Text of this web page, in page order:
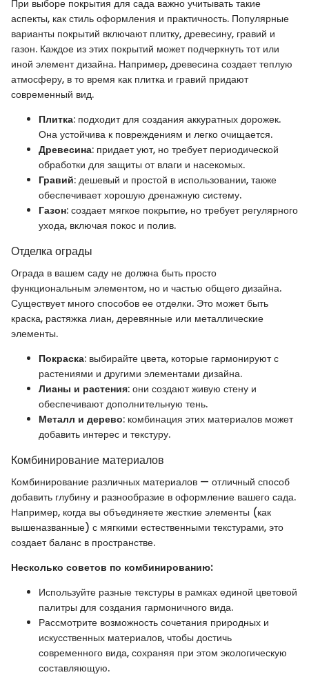
При выборе покрытия для сада важно учитывать такие
аспекты, как стиль оформления и практичность. Популярные
варианты покрытий включают плитку, древесину, гравий и
газон. Каждое из этих покрытий может подчеркнуть тот или
иной элемент дизайна. Например, древесина создает теплую
атмосферу, в то время как плитка и гравий придают
современный вид.
Плитка: подходит для создания аккуратных дорожек.
Она устойчива к повреждениям и легко очищается.
Древесина: придает уют, но требует периодической
обработки для защиты от влаги и насекомых.
Гравий: дешевый и простой в использовании, также
обеспечивает хорошую дренажную систему.
Газон: создает мягкое покрытие, но требует регулярного
ухода, включая покос и полив.
Отделка ограды
Ограда в вашем саду не должна быть просто
функциональным элементом, но и частью общего дизайна.
Существует много способов ее отделки. Это может быть
краска, растяжка лиан, деревянные или металлические
элементы.
Покраска: выбирайте цвета, которые гармонируют с
растениями и другими элементами дизайна.
Лианы и растения: они создают живую стену и
обеспечивают дополнительную тень.
Металл и дерево: комбинация этих материалов может
добавить интерес и текстуру.
Комбинирование материалов
Комбинирование различных материалов — отличный способ
добавить глубину и разнообразие в оформление вашего сада.
Например, когда вы объединяете жесткие элементы (как
вышеназванные) с мягкими естественными текстурами, это
создает баланс в пространстве.
Несколько советов по комбинированию:
Используйте разные текстуры в рамках единой цветовой
палитры для создания гармоничного вида.
Рассмотрите возможность сочетания природных и
искусственных материалов, чтобы достичь
современного вида, сохраняя при этом экологическую
составляющую.